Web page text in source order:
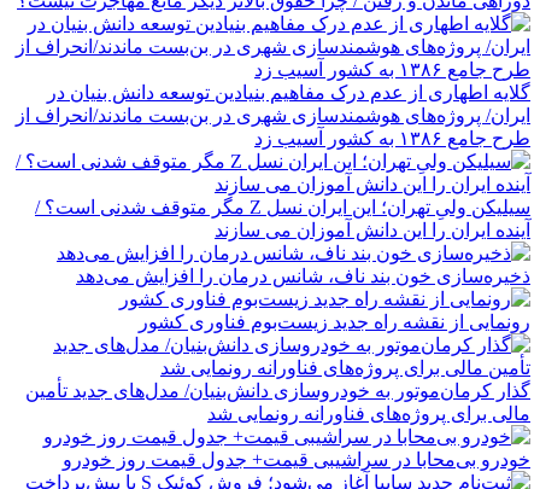
گلایه اطهاری از عدم درک مفاهیم بنیادین توسعه دانش بنیان در
ایران/ پروژه‌های هوشمندسازی شهری در بن‌بست ماندند/انحراف از
طرح جامع ۱۳۸۶ به کشور آسیب زد
سیلیکن ولیِ تهران؛ این ایران نسل Z مگر متوقف شدنی است؟ /
آینده ایران را این دانش آموزان می سازند
ذخیره‌سازی خون بند ناف، شانس درمان را افزایش می‌دهد
رونمایی از نقشه راه جدید زیست‌بوم فناوری کشور
گذار کرمان‌موتور به خودروسازی دانش‌بنیان/ مدل‌های جدید تأمین
مالی برای پروژه‌های فناورانه رونمایی شد
خودرو بی‌محابا در سراشیبی قیمت+ جدول قیمت روز خودرو